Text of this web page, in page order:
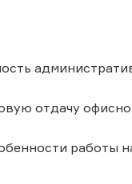
отдачу
работы